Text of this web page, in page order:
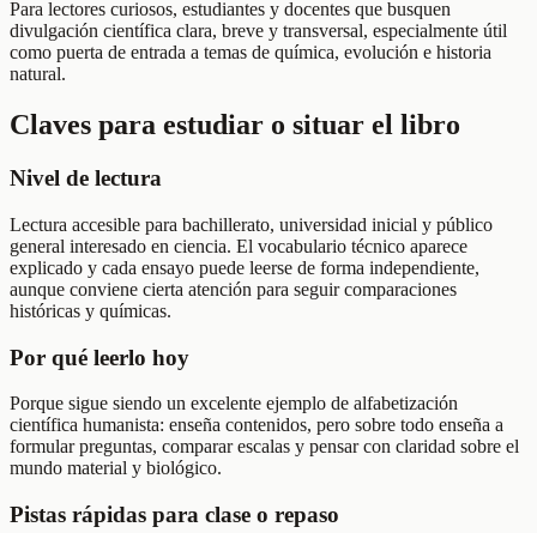
Para lectores curiosos, estudiantes y docentes que busquen
divulgación científica clara, breve y transversal, especialmente útil
como puerta de entrada a temas de química, evolución e historia
natural.
Claves para estudiar o situar el libro
Nivel de lectura
Lectura accesible para bachillerato, universidad inicial y público
general interesado en ciencia. El vocabulario técnico aparece
explicado y cada ensayo puede leerse de forma independiente,
aunque conviene cierta atención para seguir comparaciones
históricas y químicas.
Por qué leerlo hoy
Porque sigue siendo un excelente ejemplo de alfabetización
científica humanista: enseña contenidos, pero sobre todo enseña a
formular preguntas, comparar escalas y pensar con claridad sobre el
mundo material y biológico.
Pistas rápidas para clase o repaso